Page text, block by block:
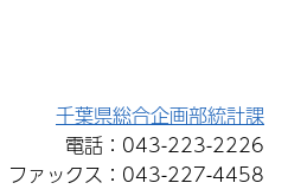
千葉県総合企画部統計課
電話：043-223-2226
ファックス：043-227-4458